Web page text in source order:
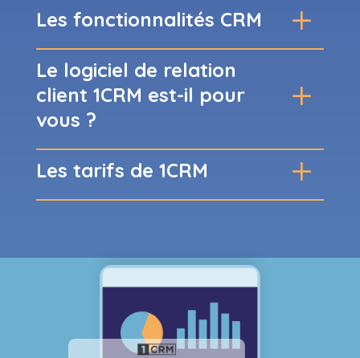
Les fonctionnalités CRM
Le logiciel de relation
client 1CRM est-il pour
vous ?
Les tarifs de 1CRM